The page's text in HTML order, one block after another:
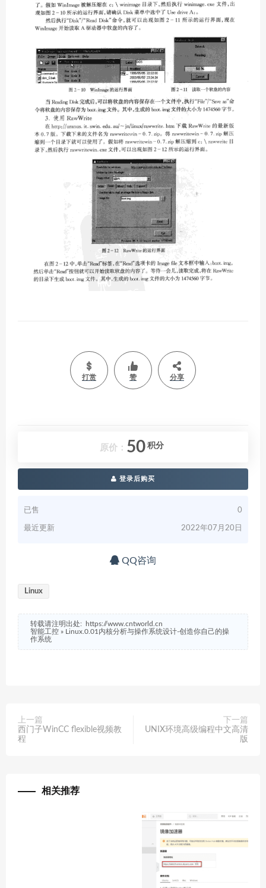
打赏 赞 分享
原价： 50 积分
登录后购买
已售 0
最近更新 2022年07月20日
QQ咨询
Linux
转载请注明出处:
https://www.cntworld.cn
智能工控 »
Linux.0.01内核分析与操作系统设计-创造你自己的操
作系统
上一篇
西门子WinCC flexible视频教
程
下一篇
UNIX环境高级编程中文高清
版
相关推荐